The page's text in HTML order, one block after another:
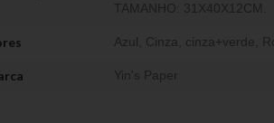
TAMANHO: 31X40X12CM.
Azul Cinza cinza+verde
Yin's Paper